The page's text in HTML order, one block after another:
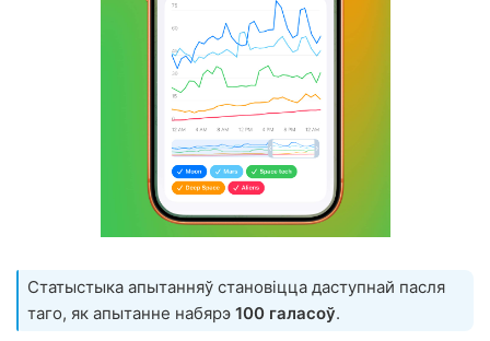
Статыстыка апытанняў становіцца даступнай пасля
таго, як апытанне набярэ 100 галасоў.